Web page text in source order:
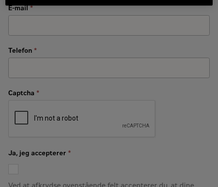
E-mail*
Telefon*
Captcha*
Ja, jeg accepterer*